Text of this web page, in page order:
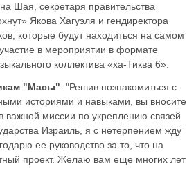
Шая, секретаря правительства
Якова Хагуэля и гендиректора
которые будут находиться на самом
в мероприятии в формате
коллектива «ха-Тиква 6».
"Масы": "Решив познакомиться с
историями и навыками, вы вносите
важной миссии по укреплению связей
Израиль, я с нетерпением жду
ее руководство за то, что на
проект. Желаю вам еще многих лет